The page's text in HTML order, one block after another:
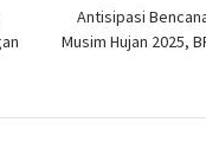
Antisipasi
Musim Hujan 2025,